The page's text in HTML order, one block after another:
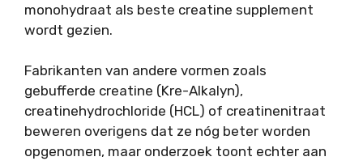
monohydraat als beste creatine supplement
wordt gezien.
Fabrikanten van andere vormen zoals
gebufferde creatine (Kre-Alkalyn),
creatinehydrochloride (HCL) of creatinenitraat
beweren overigens dat ze nóg beter worden
opgenomen, maar onderzoek toont echter aan